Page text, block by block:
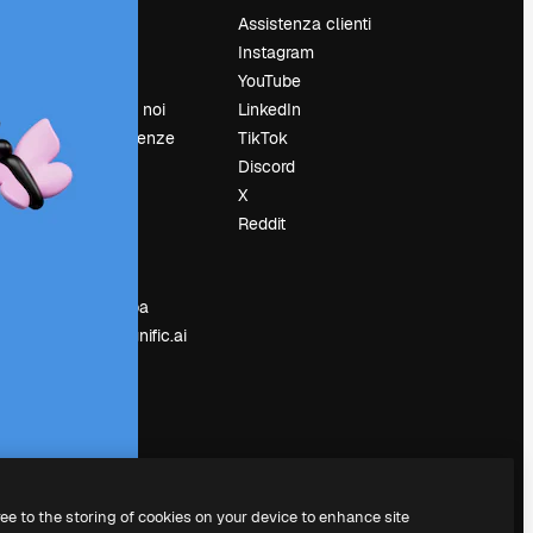
Lavora con noi
Cerca tendenze
Blog
Eventi
Sala stampa
Cerchi magnific.ai
Assistenza clienti
Instagram
YouTube
LinkedIn
TikTok
Discord
X
Reddit
to the storing of cookies on your device to enhance site